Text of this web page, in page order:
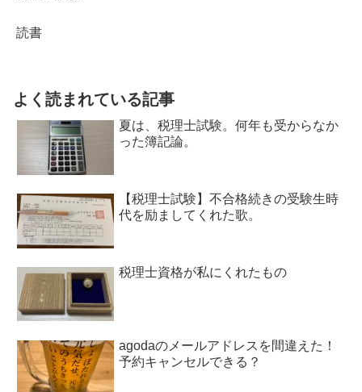
読書
よく読まれている記事
夏は、税理士試験。何年も受からなか
った簿記論。
【税理士試験】不合格続きの受験生時
代を励ましてくれた歌。
税理士資格が私にくれたもの
agodaのメールアドレスを間違えた！
予約キャンセルできる？